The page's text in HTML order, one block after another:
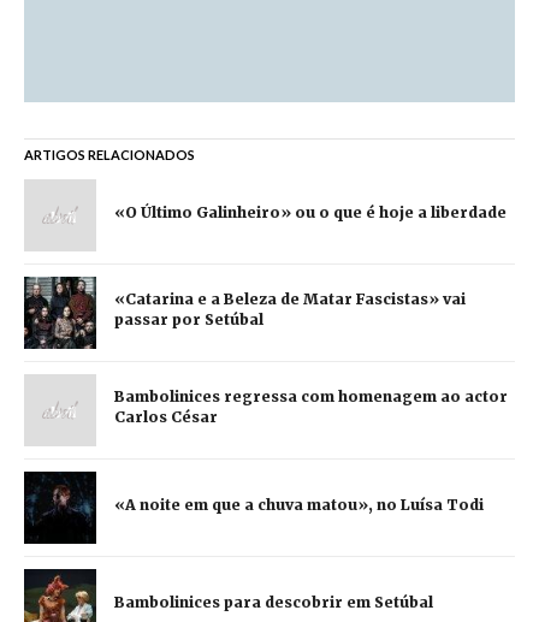
ARTIGOS RELACIONADOS
«O Último Galinheiro» ou o que é hoje a liberdade
«Catarina e a Beleza de Matar Fascistas» vai
passar por Setúbal
Bambolinices regressa com homenagem ao actor
Carlos César
«A noite em que a chuva matou», no Luísa Todi
Bambolinices para descobrir em Setúbal